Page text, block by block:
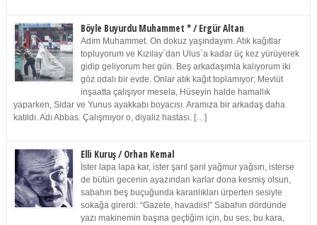
Böyle Buyurdu Muhammet * / Ergür Altan
Adım Muhammet. On dokuz yaşındayım. Atık kağıtlar
topluyorum ve Kızılay`dan Ulus`a kadar üç kez yürüyerek
gidip geliyorum her gün. Beş arkadaşımla kalıyorum iki
göz odalı bir evde. Onlar atık kağıt toplamıyor; Mevlüt
inşaatta çalışıyor mesela, Hüseyin halde hamallık
yaparken, Sidar ve Yunus ayakkabı boyacısı. Aramıza bir arkadaş daha
katıldı. Adı Abbas. Çalışmıyor o, diyaliz hastası. […]
Elli Kuruş / Orhan Kemal
İster lapa lapa kar, ister şarıl şarıl yağmur yağsın, isterse
de bütün gecenin ayazından karlar dona kesmiş olsun,
sabahın beş buçuğunda karanlıkları ürperten sesiyle
sokağa girerdi: “Gazete, havadiis!” Sabahın dördünde
yazı makinemin başına geçtiğim için, bu ses, bu kara,